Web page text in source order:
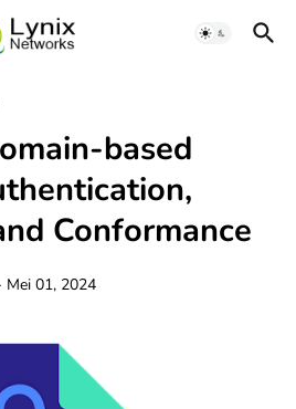
based
Conformance
Mei 01, 2024